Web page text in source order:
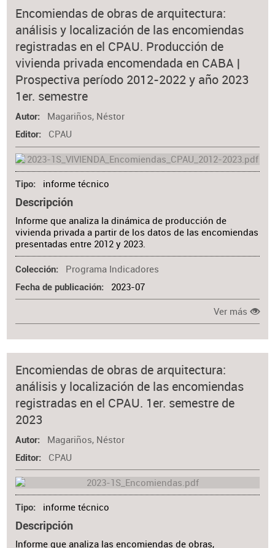
Encomiendas de obras de arquitectura:
análisis y localización de las encomiendas
registradas en el CPAU. Producción de
vivienda privada encomendada en CABA |
Prospectiva período 2012-2022 y año 2023
1er. semestre
Autor Magariños, Néstor
Editor CPAU
Tipo informe técnico
Descripción
Informe que analiza la dinámica de producción de
vivienda privada a partir de los datos de las encomiendas
presentadas entre 2012 y 2023.
Colección Programa Indicadores
Fecha de publicación 2023-07
Ver más
Encomiendas de obras de arquitectura:
análisis y localización de las encomiendas
registradas en el CPAU. 1er. semestre de
2023
Autor Magariños, Néstor
Editor CPAU
Tipo informe técnico
Descripción
Informe que analiza las encomiendas de obras,